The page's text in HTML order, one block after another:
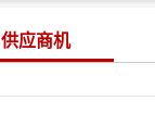
供应商机